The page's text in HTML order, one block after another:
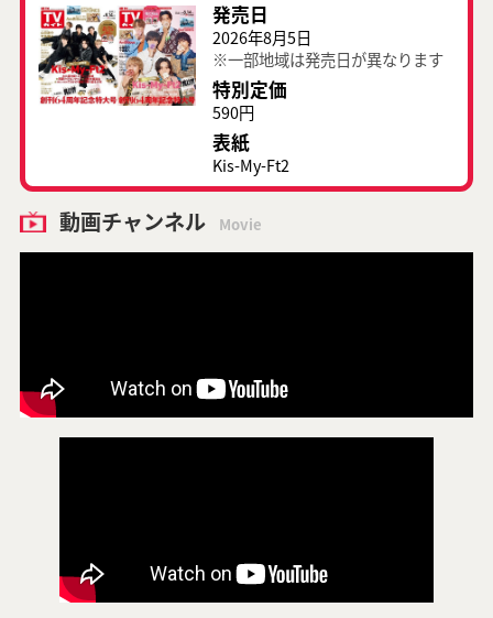
発売日
2026年8月5日
※一部地域は発売日が異なります
特別定価
590円
表紙
Kis-My-Ft2
動画チャンネル Movie